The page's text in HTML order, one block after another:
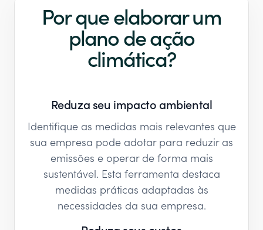
Por que elaborar um
plano de ação
climática?
Reduza seu impacto ambiental
Identifique as medidas mais relevantes que
sua empresa pode adotar para reduzir as
emissões e operar de forma mais
sustentável. Esta ferramenta destaca
medidas práticas adaptadas às
necessidades da sua empresa.